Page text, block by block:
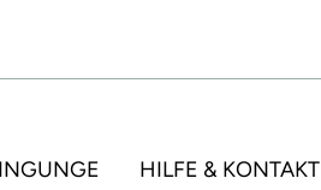
HILFE & KONTAKT